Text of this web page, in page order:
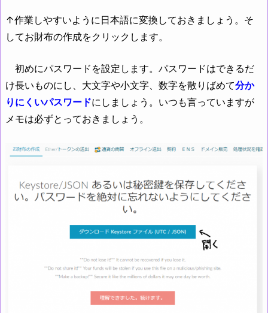
↑作業しやすいように日本語に変換しておきましょう。そ
してお財布の作成をクリックします。
初めにパスワードを設定します。パスワードはできるだ
け長いものにし、大文字や小文字、数字を散りばめて分か
りにくいパスワードにしましょう。いつも言っていますが
メモは必ずとっておきましょう。